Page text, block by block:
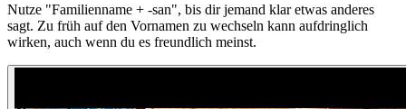
Nutze "Familienname + -san", bis dir jemand klar etwas anderes
sagt. Zu früh auf den Vornamen zu wechseln kann aufdringlich
wirken, auch wenn du es freundlich meinst.